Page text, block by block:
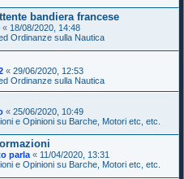
bandiera francese
« 18/08/2020, 14:48
Ordinanze sulla Nautica
« 29/06/2020, 12:53
Ordinanze sulla Nautica
« 25/06/2020, 10:49
e Opinioni su Barche, Motori etc, etc.
parla « 11/04/2020, 13:31
e Opinioni su Barche, Motori etc, etc.